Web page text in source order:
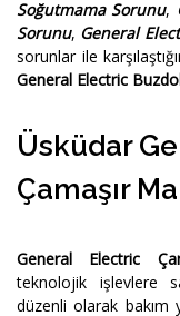
Soğutmama Sorunu,
Sorunu, General
sorunlar ile
General Electric
Üsküdar
Çamaşır
General Electric
teknolojik işlevlere
düzenli olarak bakım